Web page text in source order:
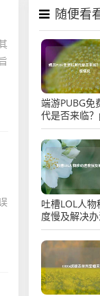
随便看
端游PUBG免
代是否来临
端游免费版
吐槽LOL人物
度慢及解决